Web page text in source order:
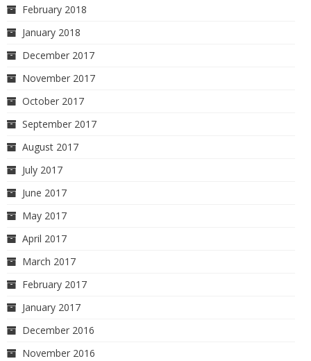
February 2018
January 2018
December 2017
November 2017
October 2017
September 2017
August 2017
July 2017
June 2017
May 2017
April 2017
March 2017
February 2017
January 2017
December 2016
November 2016